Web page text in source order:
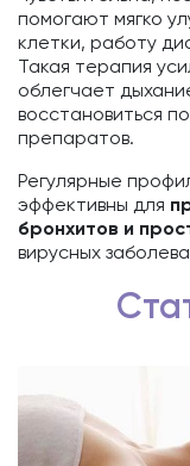
помогают мягко
клетки, работу
Такая терапия
облегчает
восстановиться
препаратов.
Регулярные
эффективны для
бронхитов и
вирусных